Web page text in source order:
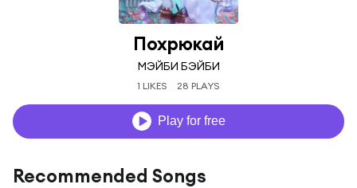
Похрюкай
МЭЙБИ БЭЙБИ
1 LIKES 28 PLAYS
Play for free
Recommended Songs